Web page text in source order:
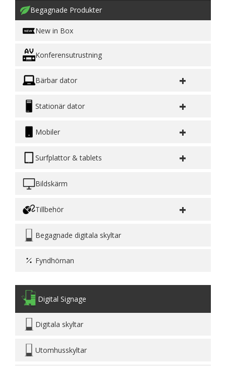
Begagnade Produkter
New in Box
Konferensutrustning
Bärbar dator +
Stationär dator +
Mobiler +
Surfplattor & tablets +
Bildskärm
Tillbehör +
Begagnade digitala skyltar
Fyndhörnan
Digital Signage
Digitala skyltar
Utomhusskyltar